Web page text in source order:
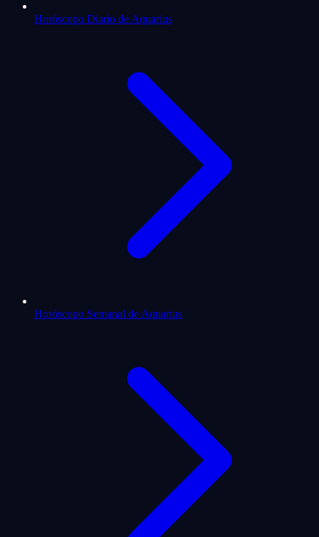
Horóscopo Diario de Aquarius
Horóscopo Semanal de Aquarius